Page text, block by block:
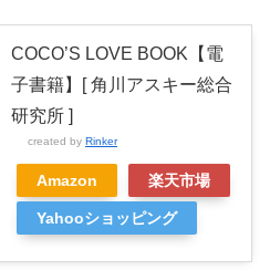
COCO’S LOVE BOOK【電
子書籍】[ 角川アスキー総合
研究所 ]
created by Rinker
Amazon 楽天市場
Yahooショッピング